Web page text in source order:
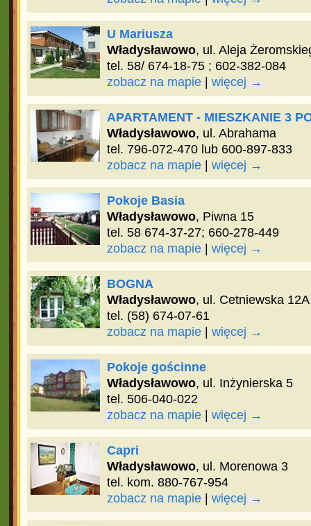
U Mariusza
Władysławowo, ul. Aleja
tel. 58/ 674-18-75 ; 602-382-084
zobacz na mapie| więcej →
APARTAMENT - MIESZKANIE 3
Władysławowo, ul. Abrahama
tel. 796-072-470 lub 600-897-833
zobacz na mapie| więcej →
Pokoje Basia
Władysławowo, Piwna 15
tel. 58 674-37-27; 660-278-449
zobacz na mapie| więcej →
BOGNA
Władysławowo, ul. Cetniewska 12A
tel. (58) 674-07-61
zobacz na mapie| więcej →
Pokoje gościnne
Władysławowo, ul. Inżynierska 5
tel. 506-040-022
zobacz na mapie| więcej →
Capri
Władysławowo, ul. Morenowa 3
tel. kom. 880-767-954
zobacz na mapie| więcej →